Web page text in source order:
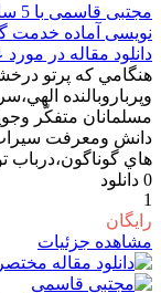
مجتبی قاسمی
نویسی آماده خدمت
دانلود مقاله در
هنگامي كه پرتو
وپرباروبالنده
مسلمانان متفكّر
دانش ومعرفت سيراب
هاي
0 دانلود
1
رایگان
مشاهده جزئیات